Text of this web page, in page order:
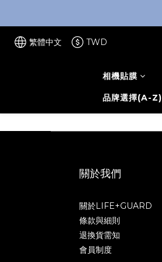
繁體中文 TWD
相機貼膜
品牌選擇(A-Z)
關於我們
關於LIFE+GUARD
條款與細則
退換貨需知
會員制度